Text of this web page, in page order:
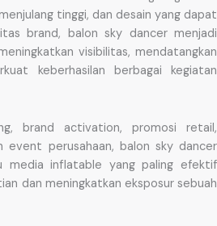
tinggi, dan desain yang dapat
brand, balon sky dancer menjadi
visibilitas, mendatangkan
keberhasilan berbagai kegiatan
brand activation, promosi retail,
event perusahaan, balon sky dancer
media inflatable yang paling efektif
dan meningkatkan eksposur sebuah